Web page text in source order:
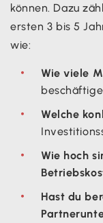
können. Dazu
ersten 3 bis 5
wie:
Wie viele
Welche
Wie hoch
Hast du